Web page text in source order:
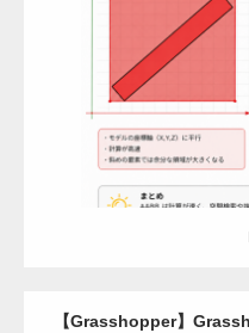
Category:
Detail
【Grasshopper】